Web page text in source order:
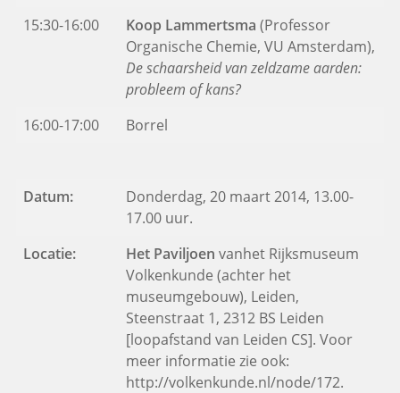
15:30-16:00
Koop Lammertsma (Professor
Organische Chemie, VU Amsterdam),
De schaarsheid van zeldzame aarden:
probleem of kans?
16:00-17:00
Borrel
Datum:
Donderdag, 20 maart 2014, 13.00-
17.00 uur.
Locatie:
Het Paviljoen vanhet Rijksmuseum
Volkenkunde (achter het
museumgebouw), Leiden,
Steenstraat 1, 2312 BS Leiden
[loopafstand van Leiden CS]. Voor
meer informatie zie ook:
http://volkenkunde.nl/node/172.